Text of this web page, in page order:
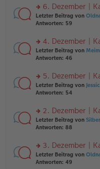
tr
a
g
e
n
er
tr
a
g
n
g
el
e
n
er
tr
a
g
rs
te
n
g
el
e
n
er
tr
a
g
6. Dezember |
Letzter Beitrag von
Antworten: 59
rs
te
n
g
el
e
n
er
tr
a
g
4. Dezember |
Letzter Beitrag von
Antworten: 46
rs
te
n
g
el
e
n
er
5. Dezember |
Letzter Beitrag von
Antworten: 54
rs
te
n
g
el
2. Dezember |
Letzter Beitrag von
Antworten: 88
rs
te
3. Dezember |
Letzter Beitrag von
Antworten: 49